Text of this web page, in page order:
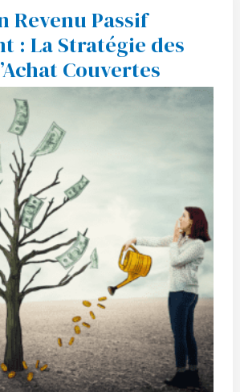
Revenu Passif
: La Stratégie des
Couvertes